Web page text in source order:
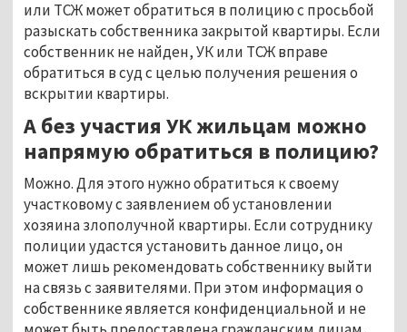
или ТСЖ может обратиться в полицию с просьбой
разыскать собственника закрытой квартиры. Если
собственник не найден, УК или ТСЖ вправе
обратиться в суд с целью получения решения о
вскрытии квартиры.
А без участия УК жильцам можно
напрямую обратиться в полицию?
Можно. Для этого нужно обратиться к своему
участковому с заявлением об установлении
хозяина злополучной квартиры. Если сотруднику
полиции удастся установить данное лицо, он
может лишь рекомендовать собственнику выйти
на связь с заявителями. При этом информация о
собственнике является конфиденциальной и не